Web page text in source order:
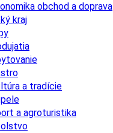
obchod a doprava
kraj
a tradície
a agroturistika